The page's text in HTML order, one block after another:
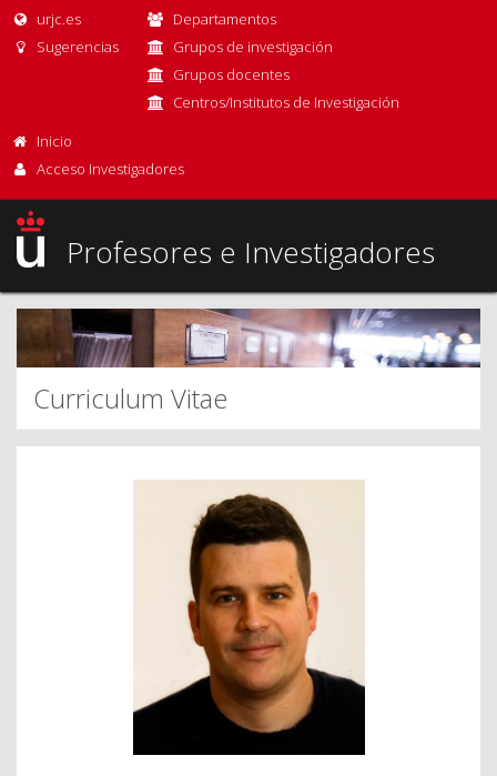
urjc.es
Sugerencias
Departamentos
Grupos de investigación
Grupos docentes
Centros/Institutos de Investigación
Inicio
Acceso Investigadores
Profesores e Investigadores
Curriculum Vitae